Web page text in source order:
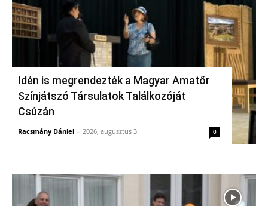
Idén is megrendezték a Magyar Amatőr
Színjátszó Társulatok Találkozóját
Csúzán
Racsmány Dániel - 2026, augusztus 3. 0